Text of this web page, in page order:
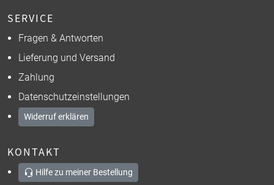
SERVICE
Fragen & Antworten
Lieferung und Versand
Zahlung
Datenschutzeinstellungen
Widerruf erklären
KONTAKT
Hilfe zu meiner Bestellung